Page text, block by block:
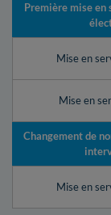
Première mise en
Mise en
Mise en
Changement de
Mise en